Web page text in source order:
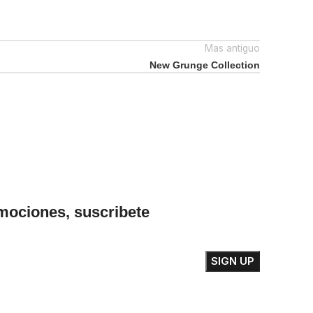
Mas antiguo
New Grunge Collection
suscribete